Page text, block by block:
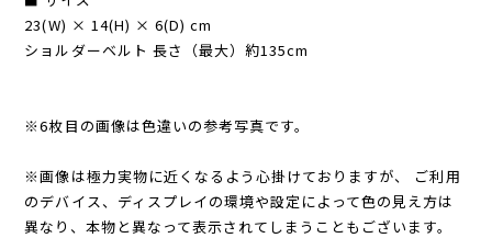
23(W) × 14(H) × 6(D) cm
ショルダーベルト 長さ（最大）約135cm
※6枚目の画像は色違いの参考写真です。
※画像は極力実物に近くなるよう心掛けておりますが、 ご利用
のデバイス、ディスプレイの環境や設定によって色の見え方は
異なり、本物と異なって表示されてしまうこともございます。